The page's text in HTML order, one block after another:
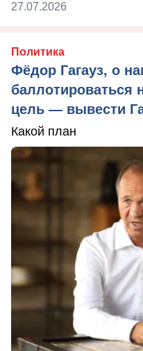
27.07.2026
Политика
Фёдор Гагауз, о
баллотироваться
цель — вывести
Какой план